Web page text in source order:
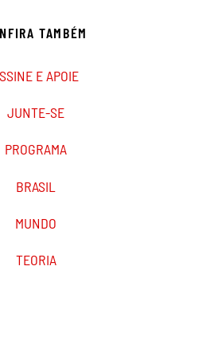
TAMBÉM
E APOIE
JUNTE-SE
PROGRAMA
BRASIL
MUNDO
TEORIA